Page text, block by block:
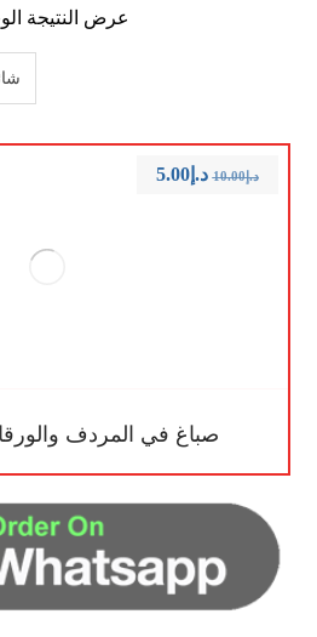
عرض النتيجة
صباغ في المردف والورقاء
د.إ10.00 د.إ5.00